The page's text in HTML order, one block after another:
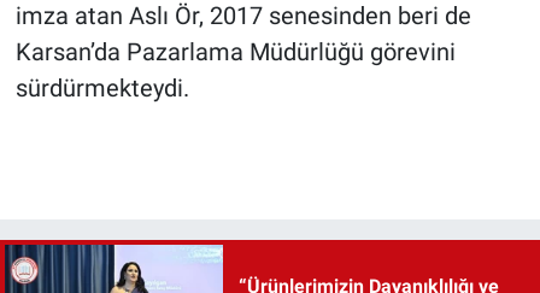
imza atan Aslı Ör, 2017 senesinden beri de
Karsan’da Pazarlama Müdürlüğü görevini
sürdürmekteydi.
“Ürünlerimizin Dayanıklılığı ve